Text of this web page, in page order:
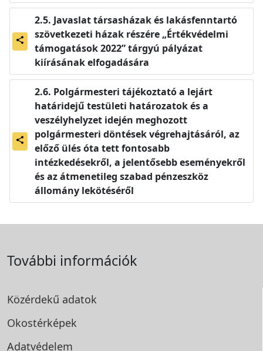
share
Javaslat társasházak és lakásfenntartó
szövetkezeti házak részére „Értékvédelmi
támogatások 2022” tárgyú pályázat
kiírásának elfogadására
share
Polgármesteri tájékoztató a lejárt
határidejű testületi határozatok és a
veszélyhelyzet idején meghozott
polgármesteri döntések végrehajtásáról, az
előző ülés óta tett fontosabb
intézkedésekről, a jelentősebb eseményekről
és az átmenetileg szabad pénzeszköz
állomány lekötéséről
További információk
Közérdekű adatok
Okostérképek
Adatvédelem